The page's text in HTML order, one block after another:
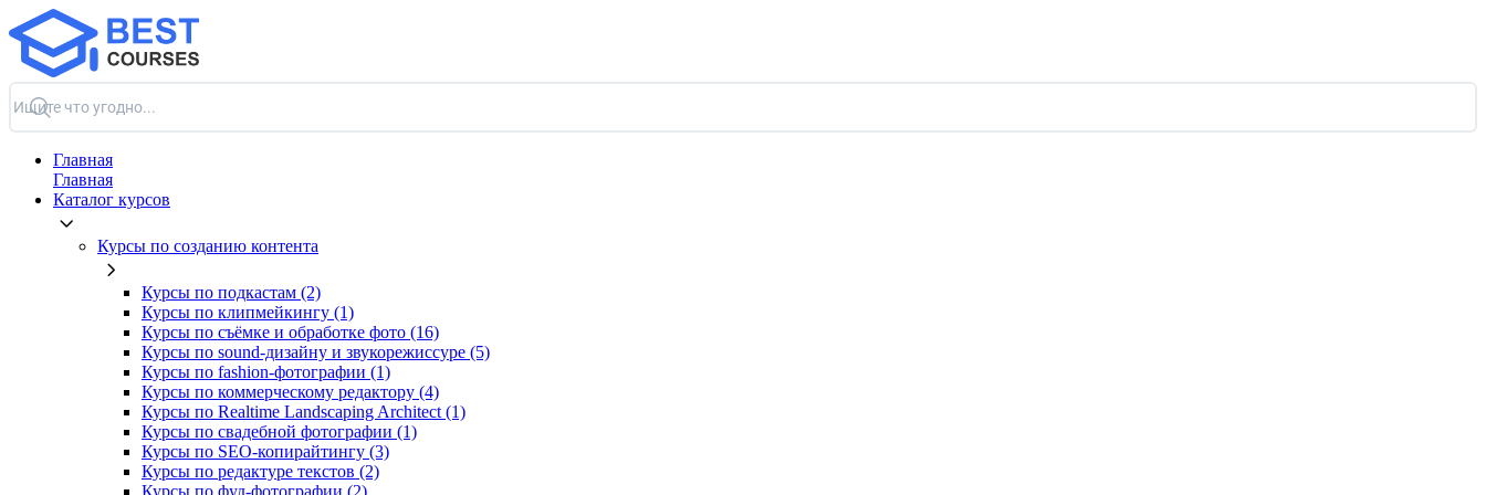
Главная
Главная
Каталог курсов
Курсы по созданию контента
Курсы по подкастам (2)
Курсы по клипмейкингу (1)
Курсы по съёмке и обработке фото (16)
Курсы по sound-дизайну и звукорежиссуре (5)
Курсы по fashion-фотографии (1)
Курсы по коммерческому редактору (4)
Курсы по Realtime Landscaping Architect (1)
Курсы по свадебной фотографии (1)
Курсы по SEO-копирайтингу (3)
Курсы по редактуре текстов (2)